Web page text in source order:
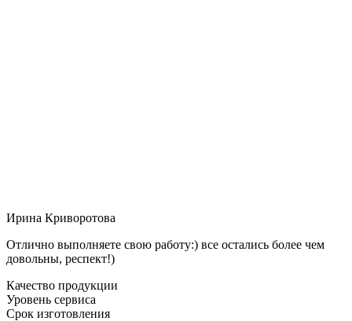
Ирина Криворотова
Отлично выполняете свою работу:) все остались более чем
довольны, респект!)
Качество продукции
Уровень сервиса
Срок изготовления